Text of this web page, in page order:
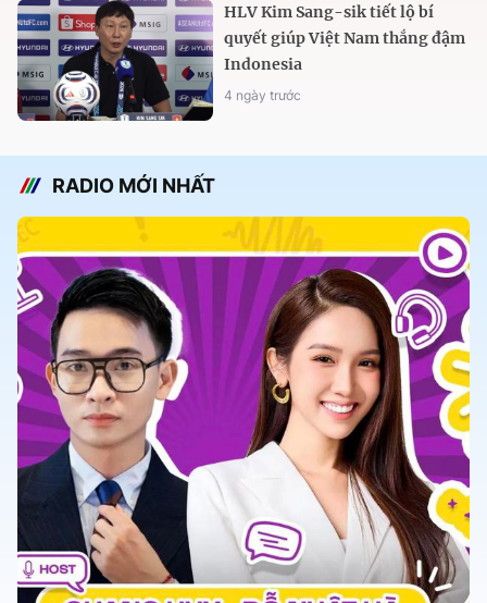
HLV Kim Sang-sik tiết lộ bí
quyết giúp Việt Nam thắng đậm
Indonesia
4 ngày trước
RADIO MỚI NHẤT